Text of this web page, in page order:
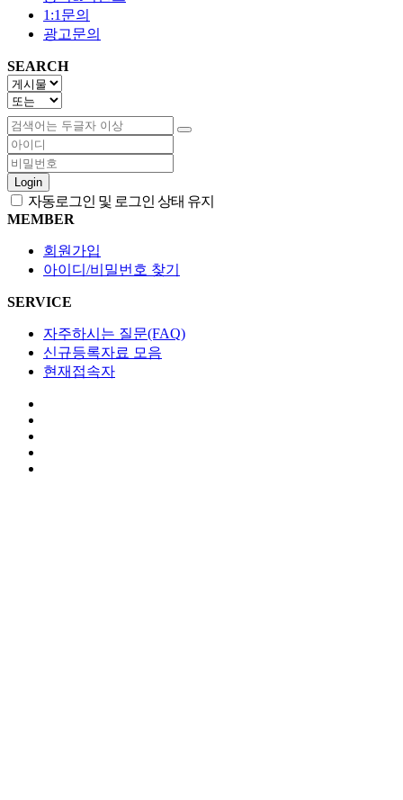
1:1문의
광고문의
SEARCH
Login
자동로그인 및 로그인 상태 유지
MEMBER
회원가입
아이디/비밀번호 찾기
SERVICE
자주하시는 질문(FAQ)
신규등록자료 모음
현재접속자